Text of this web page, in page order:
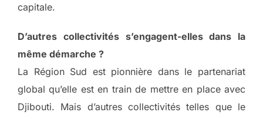
capitale.
D’autres collectivités s’engagent-elles dans la
même démarche ?
La Région Sud est pionnière dans le partenariat
global qu’elle est en train de mettre en place avec
Djibouti. Mais d’autres collectivités telles que le